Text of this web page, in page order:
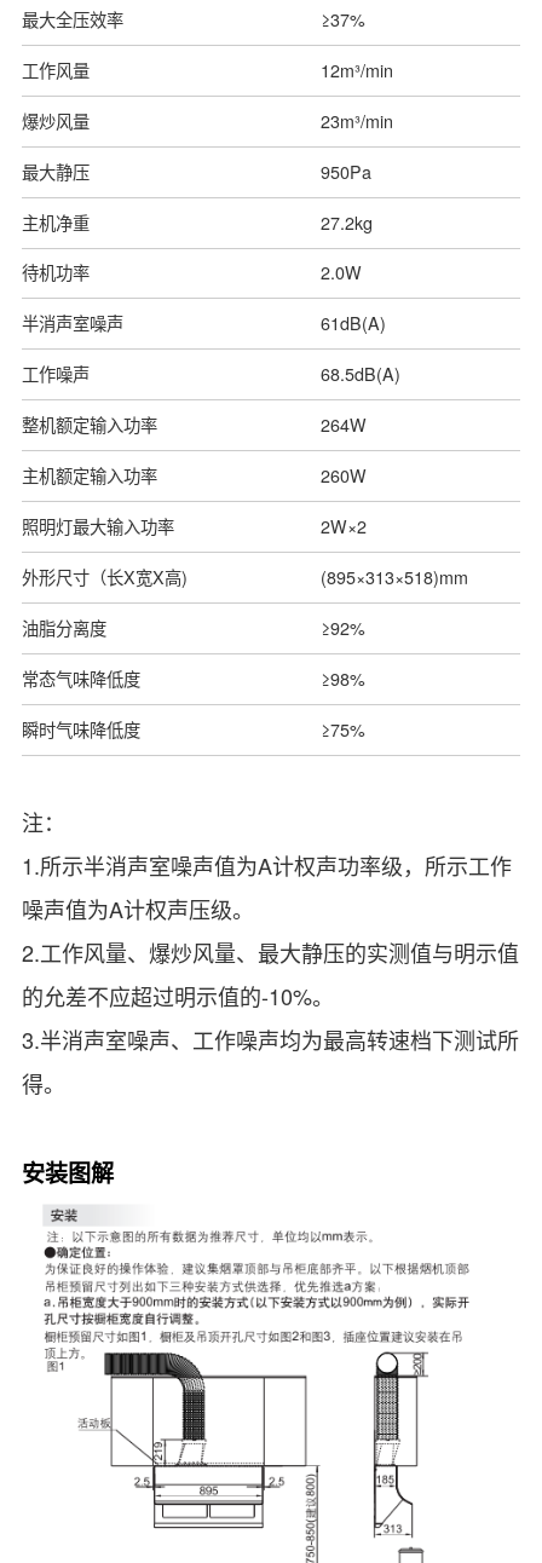
最大全压效率 ≥37%
工作风量 12m³/min
爆炒风量 23m³/min
最大静压 950Pa
主机净重 27.2kg
待机功率 2.0W
半消声室噪声 61dB(A)
工作噪声 68.5dB(A)
整机额定输入功率 264W
主机额定输入功率 260W
照明灯最大输入功率 2W×2
外形尺寸（长X宽X高) (895×313×518)mm
油脂分离度 ≥92%
常态气味降低度 ≥98%
瞬时气味降低度 ≥75%
注：
1.所示半消声室噪声值为A计权声功率级，所示工作
噪声值为A计权声压级。
2.工作风量、爆炒风量、最大静压的实测值与明示值
的允差不应超过明示值的-10%。
3.半消声室噪声、工作噪声均为最高转速档下测试所
得。
安装图解